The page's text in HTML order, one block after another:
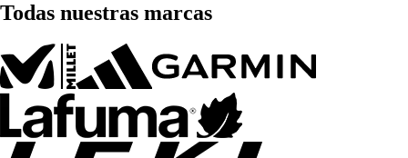
Todas nuestras marcas